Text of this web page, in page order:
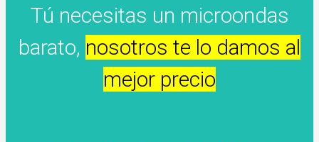
Tú necesitas un microondas
barato, nosotros te lo damos al
mejor precio